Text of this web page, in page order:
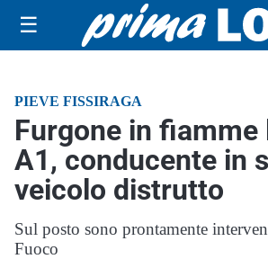
☰
PIEVE FISSIRAGA
Furgone in fiamme
A1, conducente in
veicolo distrutto
Sul posto sono prontamente
Fuoco